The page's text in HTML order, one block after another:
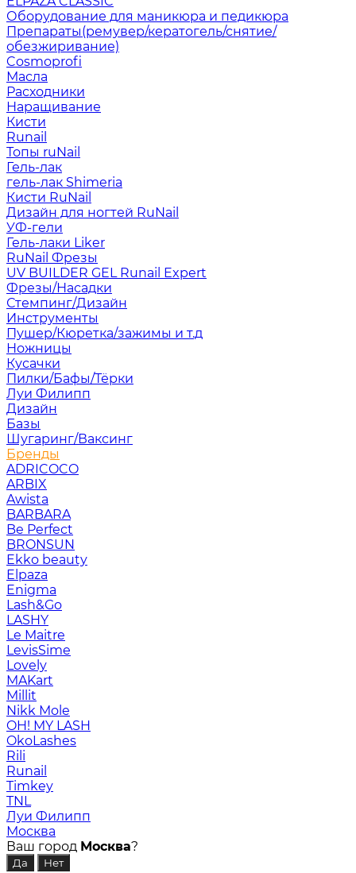
Оборудование для маникюра и педикюра
Препараты(ремувер/кератогель/снятие/
обезжиривание)
Cosmoprofi
Масла
Расходники
Наращивание
Кисти
Runail
Топы ruNail
Гель-лак
гель-лак Shimeria
Кисти RuNail
Дизайн для ногтей RuNail
УФ-гели
Гель-лаки Liker
RuNail Фрезы
UV BUILDER GEL Runail Expert
Фрезы/Насадки
Стемпинг/Дизайн
Инструменты
Пушер/Кюретка/зажимы и т.д
Ножницы
Кусачки
Пилки/Бафы/Тёрки
Луи Филипп
Дизайн
Базы
Шугаринг/Ваксинг
Бренды
ADRICOCO
ARBIX
Awista
BARBARA
Be Perfect
BRONSUN
Ekko beauty
Elpaza
Enigma
Lash&Go
LASHY
Le Maitre
LevisSime
Lovely
MAKart
Millit
Nikk Mole
OH! MY LASH
OkoLashes
Rili
Runail
Timkey
TNL
Луи Филипп
Москва
Ваш город Москва?